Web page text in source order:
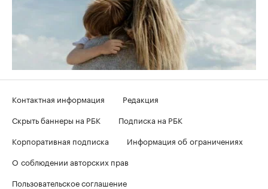
Контактная информация
Редакция
Скрыть баннеры на РБК
Подписка на РБК
Корпоративная подписка
Информация об ограничениях
О соблюдении авторских прав
Пользовательское соглашение